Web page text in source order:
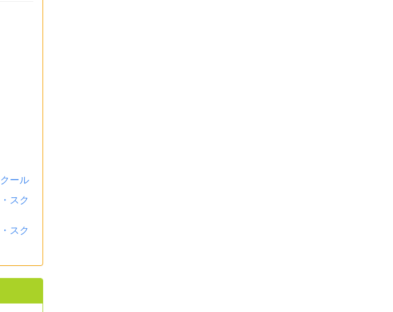
ール
スク
スク